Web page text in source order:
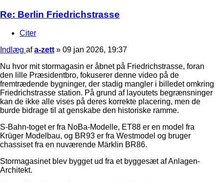
Re: Berlin Friedrichstrasse
Citer
Indlæg afa-zett » 09 jan 2026, 19:37
Nu hvor mit stormagasin er åbnet på Friedrichstrasse, foran
den lille Præsidentbro, fokuserer denne video på de
fremtrædende bygninger, der stadig mangler i billedet omkring
Friedrichstrasse station. På grund af layoutets begrænsninger
kan de ikke alle vises på deres korrekte placering, men de
burde bidrage til at genskabe den historiske ramme.
S-Bahn-toget er fra NoBa-Modelle, ET88 er en model fra
Krüger Modelbau, og BR93 er fra Westmodel og bruger
chassiset fra en nuværende Märklin BR86.
Stormagasinet blev bygget ud fra et byggesæt af Anlagen-
Architekt.